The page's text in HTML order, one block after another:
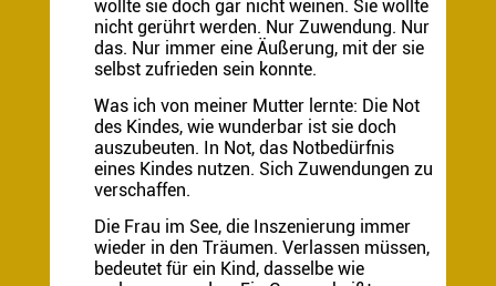
wollte sie doch gar nicht weinen. Sie wollte
nicht gerührt werden. Nur Zuwendung. Nur
das. Nur immer eine Äußerung, mit der sie
selbst zufrieden sein konnte.
Was ich von meiner Mutter lernte: Die Not
des Kindes, wie wunderbar ist sie doch
auszubeuten. In Not, das Notbedürfnis
eines Kindes nutzen. Sich Zuwendungen zu
verschaffen.
Die Frau im See, die Inszenierung immer
wieder in den Träumen. Verlassen müssen,
bedeutet für ein Kind, dasselbe wie